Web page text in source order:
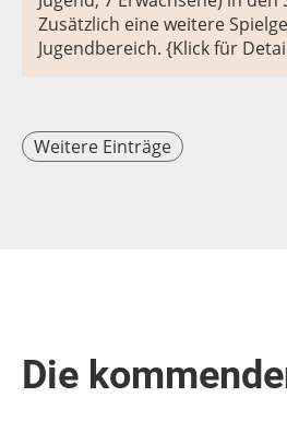
Zusätzlich eine weitere
Jugendbereich. {Klick für
Weitere Einträge
Die